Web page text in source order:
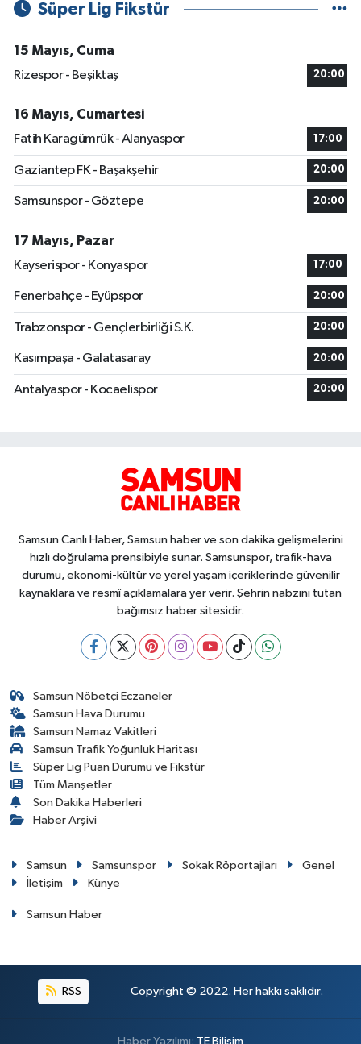
Süper Lig Fikstür
15 Mayıs, Cuma
Rizespor - Beşiktaş
20:00
16 Mayıs, Cumartesi
Fatih Karagümrük - Alanyaspor
17:00
Gaziantep FK - Başakşehir 20:00
Samsunspor - Göztepe 20:00
17 Mayıs, Pazar
Kayserispor - Konyaspor
17:00
Fenerbahçe - Eyüpspor 20:00
Trabzonspor - Gençlerbirliği S.K. 20:00
Kasımpaşa - Galatasaray 20:00
Antalyaspor - Kocaelispor 20:00
Samsun Canlı Haber, Samsun haber ve son dakika gelişmelerini
hızlı doğrulama prensibiyle sunar. Samsunspor, trafik-hava
durumu, ekonomi-kültür ve yerel yaşam içeriklerinde güvenilir
kaynaklara ve resmî açıklamalara yer verir. Şehrin nabzını tutan
bağımsız haber sitesidir.
Samsun Nöbetçi Eczaneler
Samsun Hava Durumu
Samsun Namaz Vakitleri
Samsun Trafik Yoğunluk Haritası
Süper Lig Puan Durumu ve Fikstür
Tüm Manşetler
Son Dakika Haberleri
Haber Arşivi
Samsun Samsunspor Sokak Röportajları
Genel
İletişim
Künye
Samsun Haber
RSS Copyright © 2022. Her hakkı saklıdır.
Haber Yazılımı: TE Bilişim